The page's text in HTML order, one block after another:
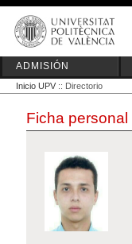
ADMISIÓN
Inicio UPV :: Directorio
Ficha personal